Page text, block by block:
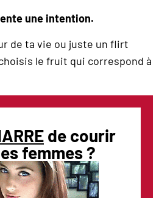
une intention.
de ta vie ou juste un flirt
le fruit qui correspond à
de courir
femmes ?